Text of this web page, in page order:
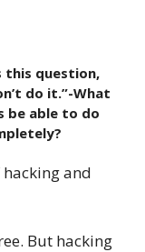
this question,
do it.”-What
be able to do
hacking and
But hacking